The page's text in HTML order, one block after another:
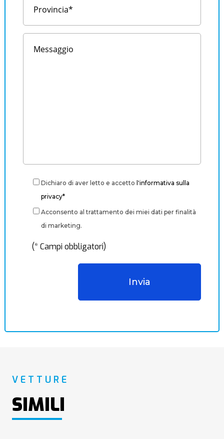
Dichiaro di aver letto e accetto l'informativa sulla
privacy*
Acconsento al trattamento dei miei dati per finalità
di marketing.
(* Campi obbligatori)
VETTURE
SIMILI